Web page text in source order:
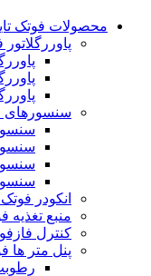
محصولات فوتک
سنسورهای
انکودر فوتک
منبع تغذیه
کنترل
پنل متر ها